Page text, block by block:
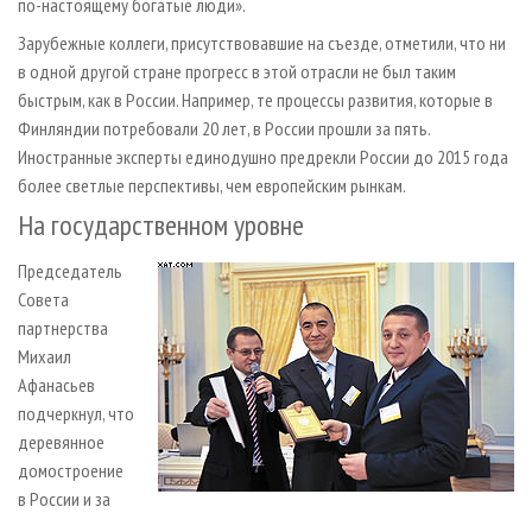
по-настоящему богатые люди».
Зарубежные коллеги, присутствовавшие на съезде, отметили, что ни
в одной другой стране прогресс в этой отрасли не был таким
быстрым, как в России. Например, те процессы развития, которые в
Финляндии потребовали 20 лет, в России прошли за пять.
Иностранные эксперты единодушно предрекли России до 2015 года
более светлые перспективы, чем европейским рынкам.
На государственном уровне
Председатель
Совета
партнерства
Михаил
Афанасьев
подчеркнул, что
деревянное
домостроение
в России и за